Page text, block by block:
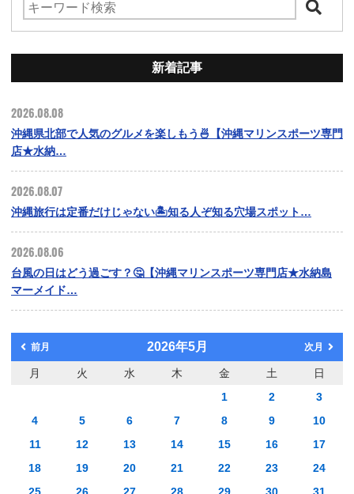
新着記事
2026.08.08
沖縄県北部で人気のグルメを楽しもう🍜【沖縄マリンスポーツ専門
店★水納…
2026.08.07
沖縄旅行は定番だけじゃない🏝️知る人ぞ知る穴場スポット…
2026.08.06
台風の日はどう過ごす？🤔【沖縄マリンスポーツ専門店★水納島
マーメイド…
前月 2026年5月 次月
月 火 水 木 金 土
日
1
2
3
4
5 6 7 8 9
10
11
12 13 14 15 16
17
18
19 20 21 22 23
24
25
26 27 28 29 30 31